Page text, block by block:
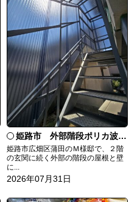
姫路市 外部階段ポリカ波板張替工事
姫路市広畑区蒲田のＭ様邸で、２階
の玄関に続く外部の階段の屋根と壁
に...
2026年07月31日